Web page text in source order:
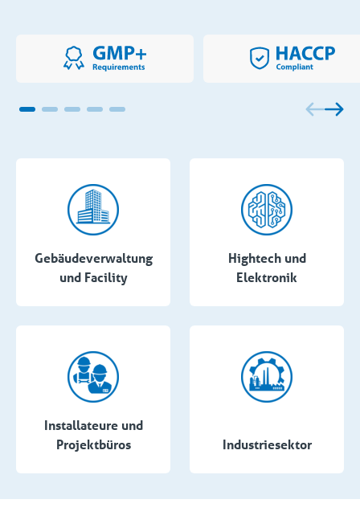
Gebäudeverwaltung
und Facility
Hightech und
Elektronik
Installateure und
Projektbüros
Industriesektor